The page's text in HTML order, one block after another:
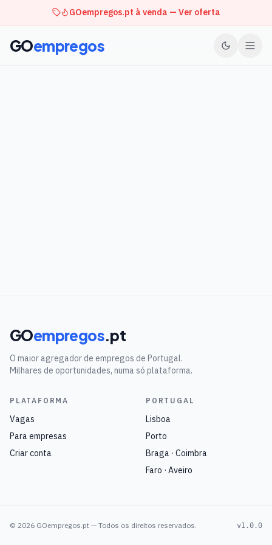
GOempregos.pt à venda — Ver oferta
GOempregos
GOempregos.pt
O maior agregador de empregos de Portugal.
Milhares de oportunidades, numa só plataforma.
PLATAFORMA
Vagas
Para empresas
Criar conta
PORTUGAL
Lisboa
Porto
Braga · Coimbra
Faro · Aveiro
© 2026 GOempregos.pt — Todos os direitos reservados. v1.0.0